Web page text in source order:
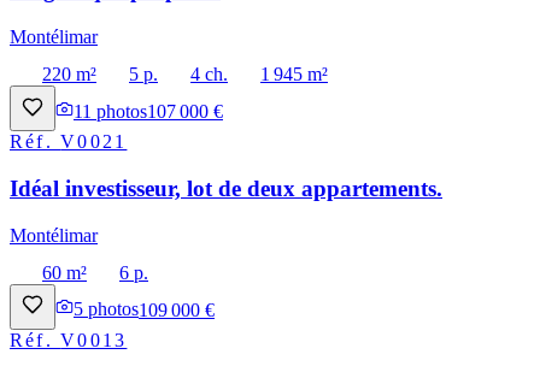
Montélimar
220 m²
5 p. 4 ch.
1 945 m²
11 photos107 000 €
Réf.V0021
Idéal investisseur, lot de deux appartements.
Montélimar
60 m²
6 p.
5 photos109 000 €
Réf.V0013